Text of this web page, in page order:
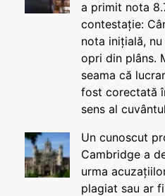
a primit nota
contestație:
nota inițială,
opri din plâns.
seama că
fost corectată
sens al
Un cunoscut
Cambridge a
urma
plagiat sau ar